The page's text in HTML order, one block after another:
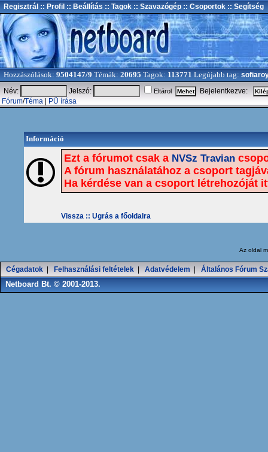
Regisztrál :: Profil :: Beállítás :: Tagok :: Szavazógép :: Csoportok :: Segítség
Hozzászólások: 9504147/9 Témák: 20695 Tagok: 113771 Legújabb tag:
Név:
Jelszó: Eltárol
Bejelentkezve:
Fórum/Téma PÜ írása
Információ
Ezt a fórumot csak a NVSz Travian
A fórum használatához a csoport
Ha kérdése van a csoport létrehozóját
Vissza :: Ugrás a főoldalra
Az oldal
Cégadatok Felhasználási feltételek Adatvédelem Általános Fórum
Netboard Bt. © 2001-2013.